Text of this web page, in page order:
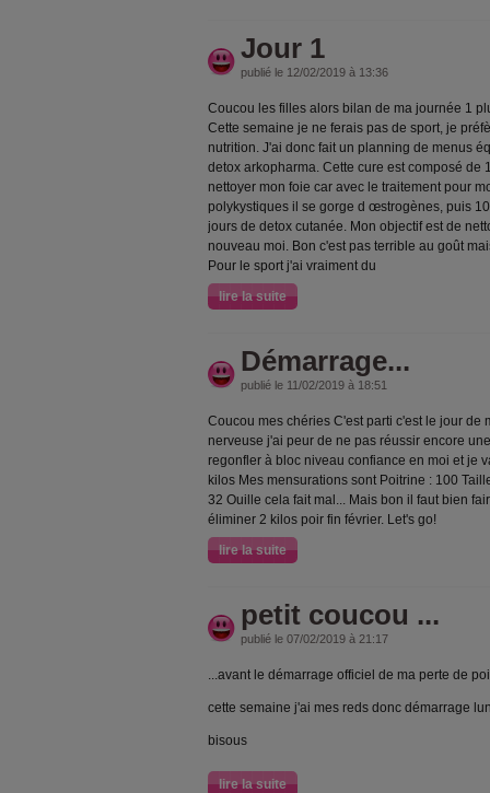
Jour 1
publié le 12/02/2019 à 13:36
Coucou les filles alors bilan de ma journée 1
Cette semaine je ne ferais pas de sport, je
nutrition. J'ai donc fait un planning de menus
detox arkopharma. Cette cure est composé de
nettoyer mon foie car avec le traitement pour
polykystiques il se gorge d œstrogènes, puis
jours de detox cutanée. Mon objectif est de
nouveau moi. Bon c'est pas terrible au goût
Pour le sport j'ai vraiment du
lire la suite
Démarrage...
publié le 11/02/2019 à 18:51
Coucou mes chéries C'est parti c'est le jour de
nerveuse j'ai peur de ne pas réussir encore
regonfler à bloc niveau confiance en moi et je
kilos Mes mensurations sont Poitrine : 100
32 Ouille cela fait mal... Mais bon il faut bien
éliminer 2 kilos poir fin février. Let's go!
lire la suite
petit coucou ...
publié le 07/02/2019 à 21:17
...avant le démarrage officiel de ma perte de
cette semaine j'ai mes reds donc démarrage
bisous
lire la suite